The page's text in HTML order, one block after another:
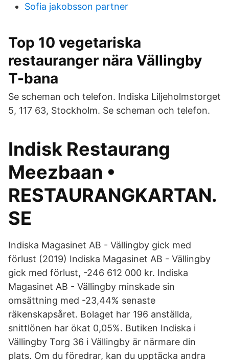
Sofia jakobsson partner
Top 10 vegetariska
restauranger nära Vällingby
T-bana
Se scheman och telefon. Indiska Liljeholmstorget
5, 117 63, Stockholm. Se scheman och telefon.
Indisk Restaurang
Meezbaan •
RESTAURANGKARTAN.
SE
Indiska Magasinet AB - Vällingby gick med
förlust (2019) Indiska Magasinet AB - Vällingby
gick med förlust, -246 612 000 kr. Indiska
Magasinet AB - Vällingby minskade sin
omsättning med -23,44% senaste
räkenskapsåret. Bolaget har 196 anställda,
snittlönen har ökat 0,05%. Butiken Indiska i
Vällingby Torg 36 i Vällingby är närmare din
plats. Om du föredrar, kan du upptäcka andra